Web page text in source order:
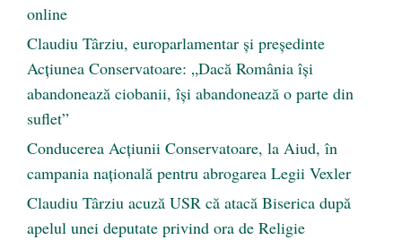
online
Claudiu Târziu, europarlamentar și președinte
Acțiunea Conservatoare: „Dacă România își
abandonează ciobanii, își abandonează o parte din
suflet”
Conducerea Acțiunii Conservatoare, la Aiud, în
campania națională pentru abrogarea Legii Vexler
Claudiu Târziu acuză USR că atacă Biserica după
apelul unei deputate privind ora de Religie